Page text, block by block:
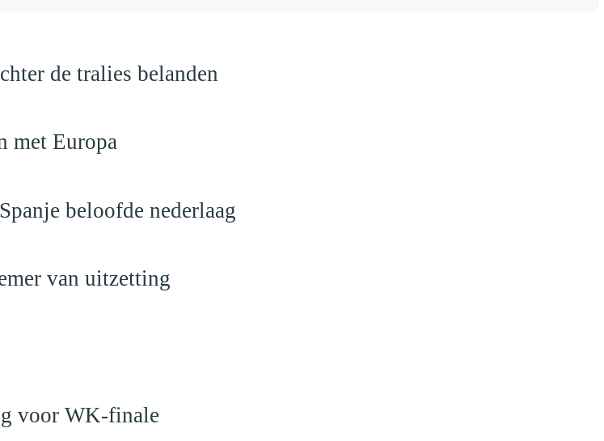
de tralies belanden
met Europa
beloofde nederlaag
van uitzetting
voor WK-finale